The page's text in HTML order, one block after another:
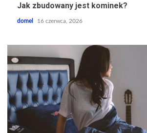
Jak zbudowany jest kominek?
domel 16 czerwca, 2026